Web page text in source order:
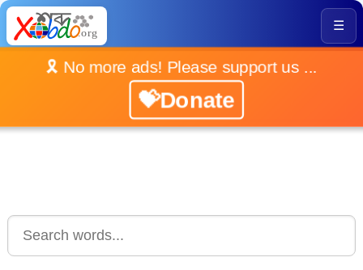
☰
🎗️ No more ads! Please support us ...
💝Donate